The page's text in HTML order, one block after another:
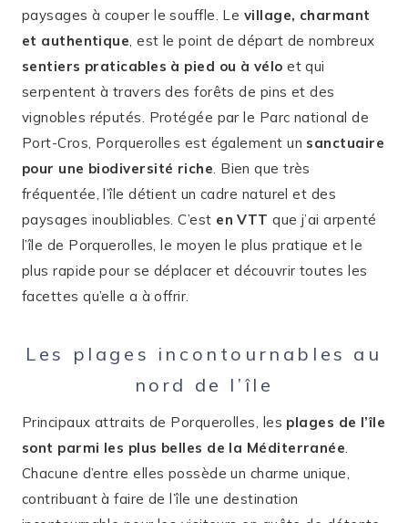
paysages à couper le souffle. Le village, charmant
et authentique, est le point de départ de nombreux
sentiers praticables à pied ou à véloet qui
serpentent à travers des forêts de pins et des
vignobles réputés. Protégée par le Parc national de
Port-Cros, Porquerolles est également un sanctuaire
pour une biodiversité riche. Bien que très
fréquentée, l’île détient un cadre naturel et des
paysages inoubliables. C’est en VTT que j’ai arpenté
l’île de Porquerolles, le moyen le plus pratique et le
plus rapide pour se déplacer et découvrir toutes les
facettes qu’elle a à offrir.
Les plages incontournables au
nord de l’île
Principaux attraits de Porquerolles, les plages de l’île
sont parmi les plus belles de la Méditerranée.
Chacune d’entre elles possède un charme unique,
contribuant à faire de l’île une destination